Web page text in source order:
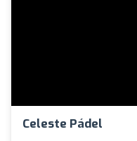
Celeste Pádel